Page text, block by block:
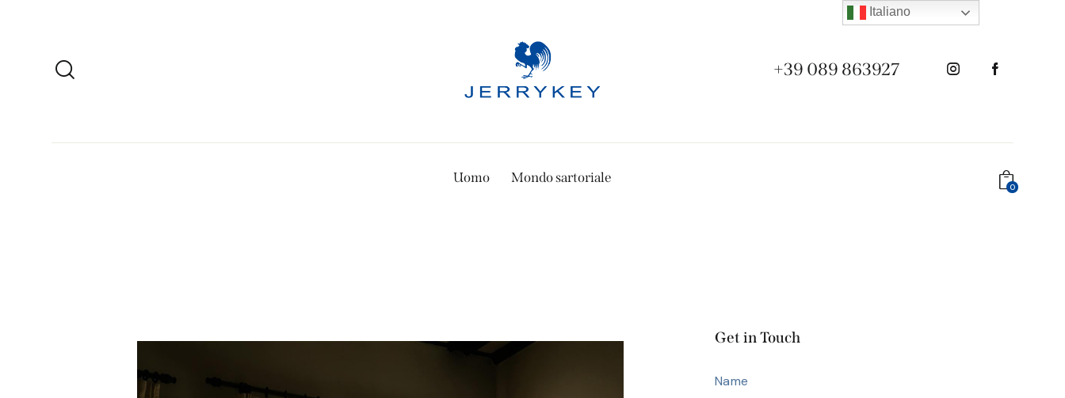
+39 089 863927
Uomo Mondo sartoriale
0
Get in Touch
Italiano